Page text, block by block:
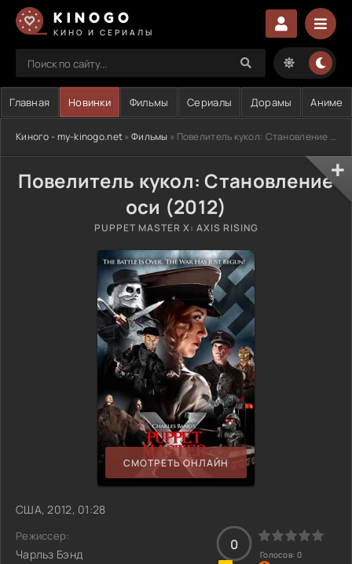
KINOGO
КИНО И СЕРИАЛЫ
Главная Новинки Фильмы Сериалы Дорамы Аниме
Киного - my-kinogo.net»Фильмы » Повелитель кукол: Становление оси
Повелитель кукол: Становление
оси (2012)
PUPPET MASTER X: AXIS RISING
СМОТРЕТЬ ОНЛАЙН
США, 2012, 01:28
Режиссер:
Чарльз Бэнд
0
Голосов: 0